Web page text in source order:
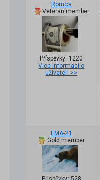
Romca
Veteran member
Příspěvky: 1220
Více informací o
uživateli >>
EMA-21
Gold member